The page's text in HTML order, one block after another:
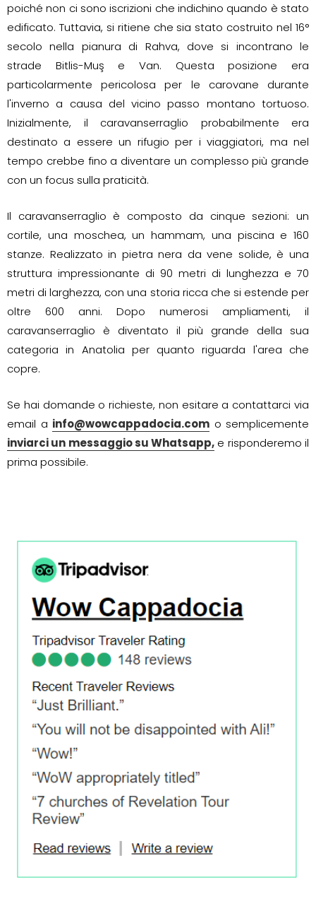
poiché non ci sono iscrizioni che indichino quando è stato
edificato. Tuttavia, si ritiene che sia stato costruito nel 16°
secolo nella pianura di Rahva, dove si incontrano le
strade Bitlis-Muş e Van. Questa posizione era
particolarmente pericolosa per le carovane durante
l'inverno a causa del vicino passo montano tortuoso.
Inizialmente, il caravanserraglio probabilmente era
destinato a essere un rifugio per i viaggiatori, ma nel
tempo crebbe fino a diventare un complesso più grande
con un focus sulla praticità.
Il caravanserraglio è composto da cinque sezioni: un
cortile, una moschea, un hammam, una piscina e 160
stanze. Realizzato in pietra nera da vene solide, è una
struttura impressionante di 90 metri di lunghezza e 70
metri di larghezza, con una storia ricca che si estende per
oltre 600 anni. Dopo numerosi ampliamenti, il
caravanserraglio è diventato il più grande della sua
categoria in Anatolia per quanto riguarda l'area che
copre.
Se hai domande o richieste, non esitare a contattarci via
email a info@wowcappadocia.com o semplicemente
inviarci un messaggio su Whatsapp, e risponderemo il
prima possibile.